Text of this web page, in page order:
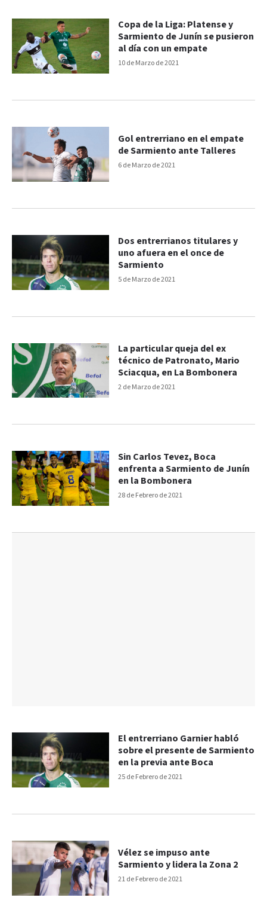
10 de Marzo de 2021
Copa de la Liga: Platense y
Sarmiento de Junín se pusieron
al día con un empate
6 de Marzo de 2021
Gol entrerriano en el empate
de Sarmiento ante Talleres
5 de Marzo de 2021
Dos entrerrianos titulares y
uno afuera en el once de
Sarmiento
2 de Marzo de 2021
La particular queja del ex
técnico de Patronato, Mario
Sciacqua, en La Bombonera
28 de Febrero de 2021
Sin Carlos Tevez, Boca
enfrenta a Sarmiento de Junín
en la Bombonera
25 de Febrero de 2021
El entrerriano Garnier habló
sobre el presente de Sarmiento
en la previa ante Boca
21 de Febrero de 2021
Vélez se impuso ante
Sarmiento y lidera la Zona 2